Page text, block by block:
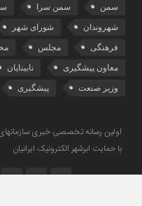
سمن سمن سرا
شهروندان شورای شهر
فرهنگی مجلس
معاون پیشگیری نابینایان
وزیر صنعت پیشگیری
اولین رسانه تخصصی خبری
با حمایت ابرشهر الکترونیک ایرانیان